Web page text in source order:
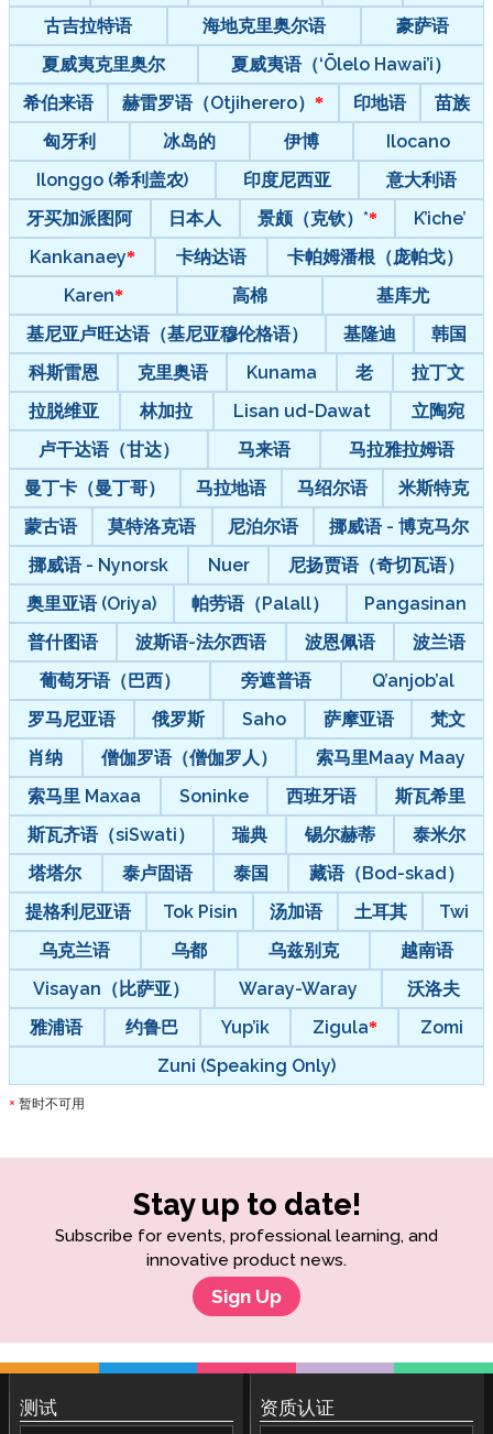
古吉拉特语
海地克里奥尔语
豪萨语
夏威夷克里奥尔
夏威夷语（‘Ōlelo Hawai’i）
希伯来语
赫雷罗语（Otjiherero） 印地语
苗族
匈牙利
冰岛的 伊博
Ilocano
Ilonggo (希利盖农)
印度尼西亚
意大利语
牙买加派图阿
日本人 景颇（克钦）*
K’iche’
Kankanaey
卡纳达语
卡帕姆潘根（庞帕戈）
Karen
高棉
基库尤
基尼亚卢旺达语（基尼亚穆伦格语）
基隆迪
韩国
科斯雷恩
克里奥语 Kunama 老
拉丁文
拉脱维亚
林加拉 Lisan ud-Dawat
立陶宛
卢干达语（甘达）
马来语
马拉雅拉姆语
曼丁卡（曼丁哥）
马拉地语 马绍尔语
米斯特克
蒙古语
莫特洛克语 尼泊尔语
挪威语 - 博克马尔
挪威语 - Nynorsk
Nuer
尼扬贾语（奇切瓦语）
奥里亚语 (Oriya)
帕劳语（Palall）
Pangasinan
普什图语
波斯语-法尔西语 波恩佩语
波兰语
葡萄牙语（巴西）
旁遮普语
Q’anjob’al
罗马尼亚语
俄罗斯 Saho 萨摩亚语
梵文
肖纳
僧伽罗语（僧伽罗人）
索马里Maay Maay
索马里 Maxaa
Soninke 西班牙语
斯瓦希里
斯瓦齐语（siSwati）
瑞典 锡尔赫蒂
泰米尔
塔塔尔
泰卢固语 泰国
藏语（Bod-skad）
提格利尼亚语
Tok Pisin 汤加语 土耳其
Twi
乌克兰语
乌都 乌兹别克
越南语
Visayan（比萨亚）
Waray-Waray
沃洛夫
雅浦语
约鲁巴 Yup’ik Zigula
Zomi
Zuni (Speaking Only)
* 暂时不可用
Stay up to date!
Subscribe for events, professional learning, and
innovative product news.
Sign Up
测试 资质认证